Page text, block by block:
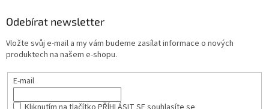
Odebírat newsletter
Vložte svůj e-mail a my vám budeme zasílat informace o nových
produktech na našem e-shopu.
E-mail